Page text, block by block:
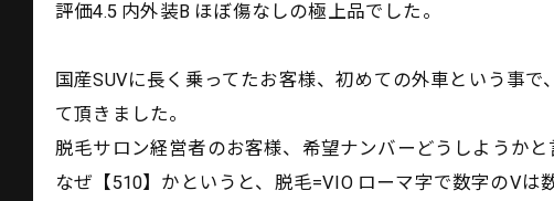
評価4.5 内外装B ほぼ傷なしの極上品でした。
国産SUVに長く乗ってたお客様、初めての外車という事
て頂きました。
脱毛サロン経営者のお客様、希望ナンバーどうしようか
なぜ【510】かというと、脱毛=VIO ローマ字で数字のV